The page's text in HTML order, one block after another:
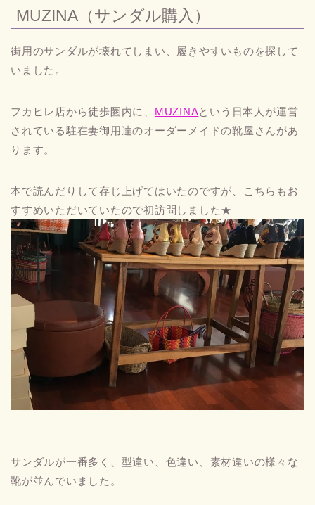
MUZINA（サンダル購入）
街用のサンダルが壊れてしまい、履きやすいものを探して
いました。
フカヒレ店から徒歩圏内に、 MUZINAという日本人が運営
されている駐在妻御用達のオーダーメイドの靴屋さんがあ
ります。
本で読んだりして存じ上げてはいたのですが、こちらもお
すすめいただいていたので初訪問しました★
サンダルが一番多く、型違い、色違い、素材違いの様々な
靴が並んでいました。